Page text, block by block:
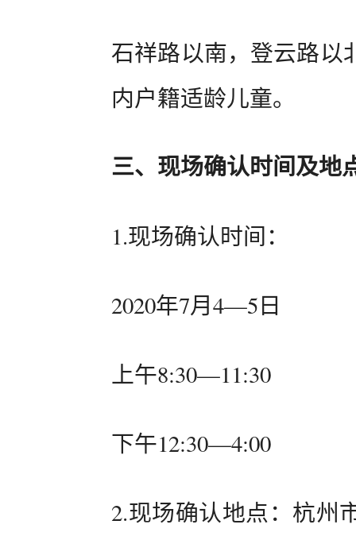
石祥路以南，登云路以
内户籍适龄儿童。
三、现场确认时间及地
1.现场确认时间：
2020年7月4—5日
上午8:30—11:30
下午12:30—4:00
2.现场确认地点：杭州